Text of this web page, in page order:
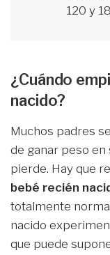
120 y
¿Cuándo
nacido?
Muchos padres
de ganar peso en
pierde. Hay que
bebé recién
totalmente
nacido
que puede